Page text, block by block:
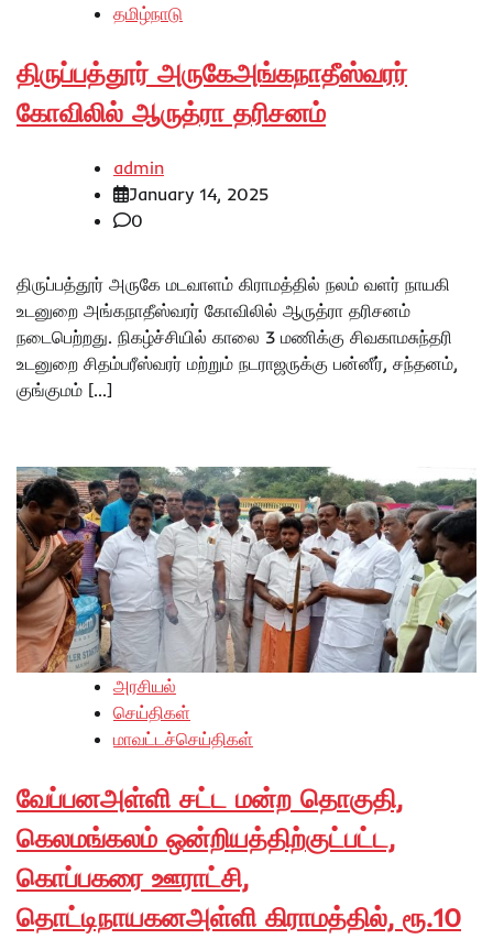
தமிழ்நாடு
திருப்பத்தூர் அருகேஅங்கநாதீஸ்வரர்
கோவிலில் ஆருத்ரா தரிசனம்
admin
January 14, 2025
0
திருப்பத்தூர் அருகே மடவாளம் கிராமத்தில் நலம் வளர் நாயகி
உடனுறை அங்கநாதீஸ்வரர் கோவிலில் ஆருத்ரா தரிசனம்
நடைபெற்றது‌. நிகழ்ச்சியில் காலை 3 மணிக்கு சிவகாமசுந்தரி
உடனுறை சிதம்பரீஸ்வரர் மற்றும் நடராஜருக்கு பன்னீர், சந்தனம்,
குங்குமம் […]
அரசியல்
செய்திகள்
மாவட்டச்செய்திகள்
வேப்பனஅள்ளி சட்ட மன்ற தொகுதி,
கெலமங்கலம் ஒன்றியத்திற்குட்பட்ட,
கொப்பகரை ஊராட்சி,
தொட்டிநாயகனஅள்ளி கிராமத்தில், ரூ.10